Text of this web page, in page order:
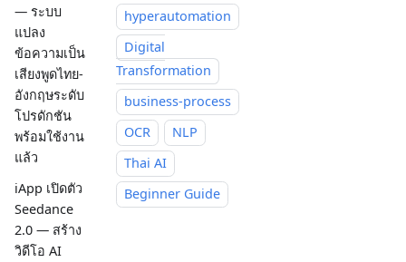
— ระบบ
แปลง
ข้อความเป็น
เสียงพูดไทย-
อังกฤษระดับ
โปรดักชัน
พร้อมใช้งาน
แล้ว
iApp เปิดตัว
Seedance
2.0 — สร้าง
วิดีโอ AI
hyperautomation
Digital
Transformation
business-process
OCR
NLP
Thai AI
Beginner Guide